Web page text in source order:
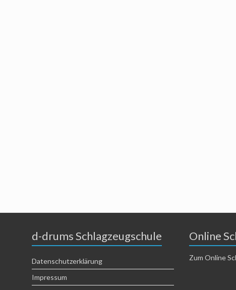
d-drums Schlagzeugschule
Datenschutzerklärung
Impressum
Online
Zum Online